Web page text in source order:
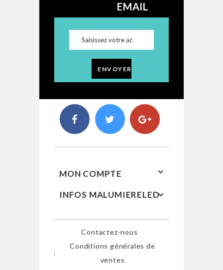
EMAIL
ENVOYER
MON COMPTE
INFOS MALUMIERELED
Contactez-nous
Conditions générales de
ventes